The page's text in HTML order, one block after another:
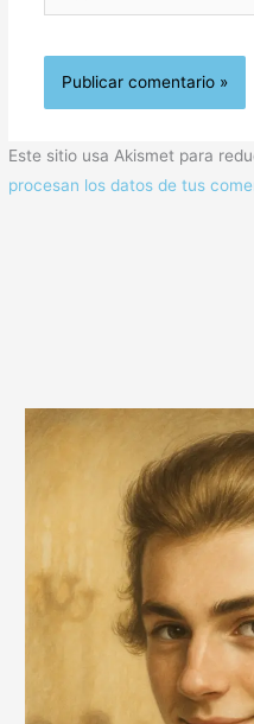
Este sitio usa Akismet para
procesan los datos de tus